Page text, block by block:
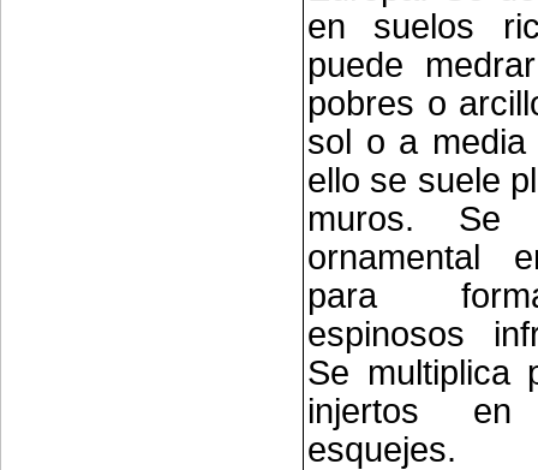
en suelos
puede
pobres o
sol o a media
ello se suele
muros. Se
ornamental
para
espinosos
Se multiplica
injertos
esquejes.